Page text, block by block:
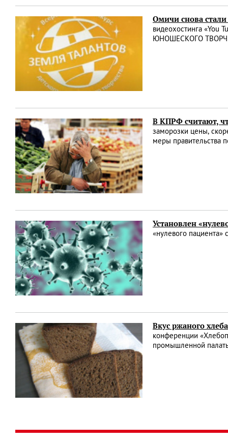
Омичи снова
видеохостинга
ЮНОШЕСКОГО
В КПРФ считают,
заморозки цены,
меры правительства
Установлен
«нулевого пациента»
Вкус ржаного
конференции
промышленной